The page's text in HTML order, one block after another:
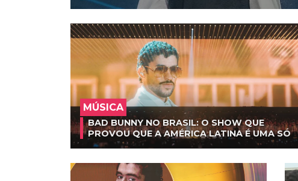
MÚSICA
BAD BUNNY NO BRASIL: O SHOW QUE
PROVOU QUE A AMÉRICA LATINA É UMA SÓ